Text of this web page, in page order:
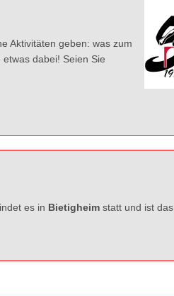
Aktivitäten geben: was zum
dabei! Seien Sie
es in Bietigheim statt und ist das